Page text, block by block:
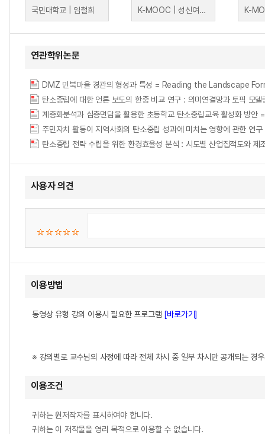
국민대학교 | 임철희
K-MOOC | 성신여자대학교 조준상
연관학위논문
DMZ 민북마을 경관의 형성과 특성 = Reading the Landscape
사용자 의견
이용방법
동영상 유형 강의 이용시 필요한 프로그램 [바로가기]
※ 강의별로 교수님의 사정에 따라 전체 차시 중 일부 차시만 공개되는 경
이용조건
귀하는 원저작자를 표시하여야 합니다.
귀하는 이 저작물을 영리 목적으로 이용할 수 없습니다.